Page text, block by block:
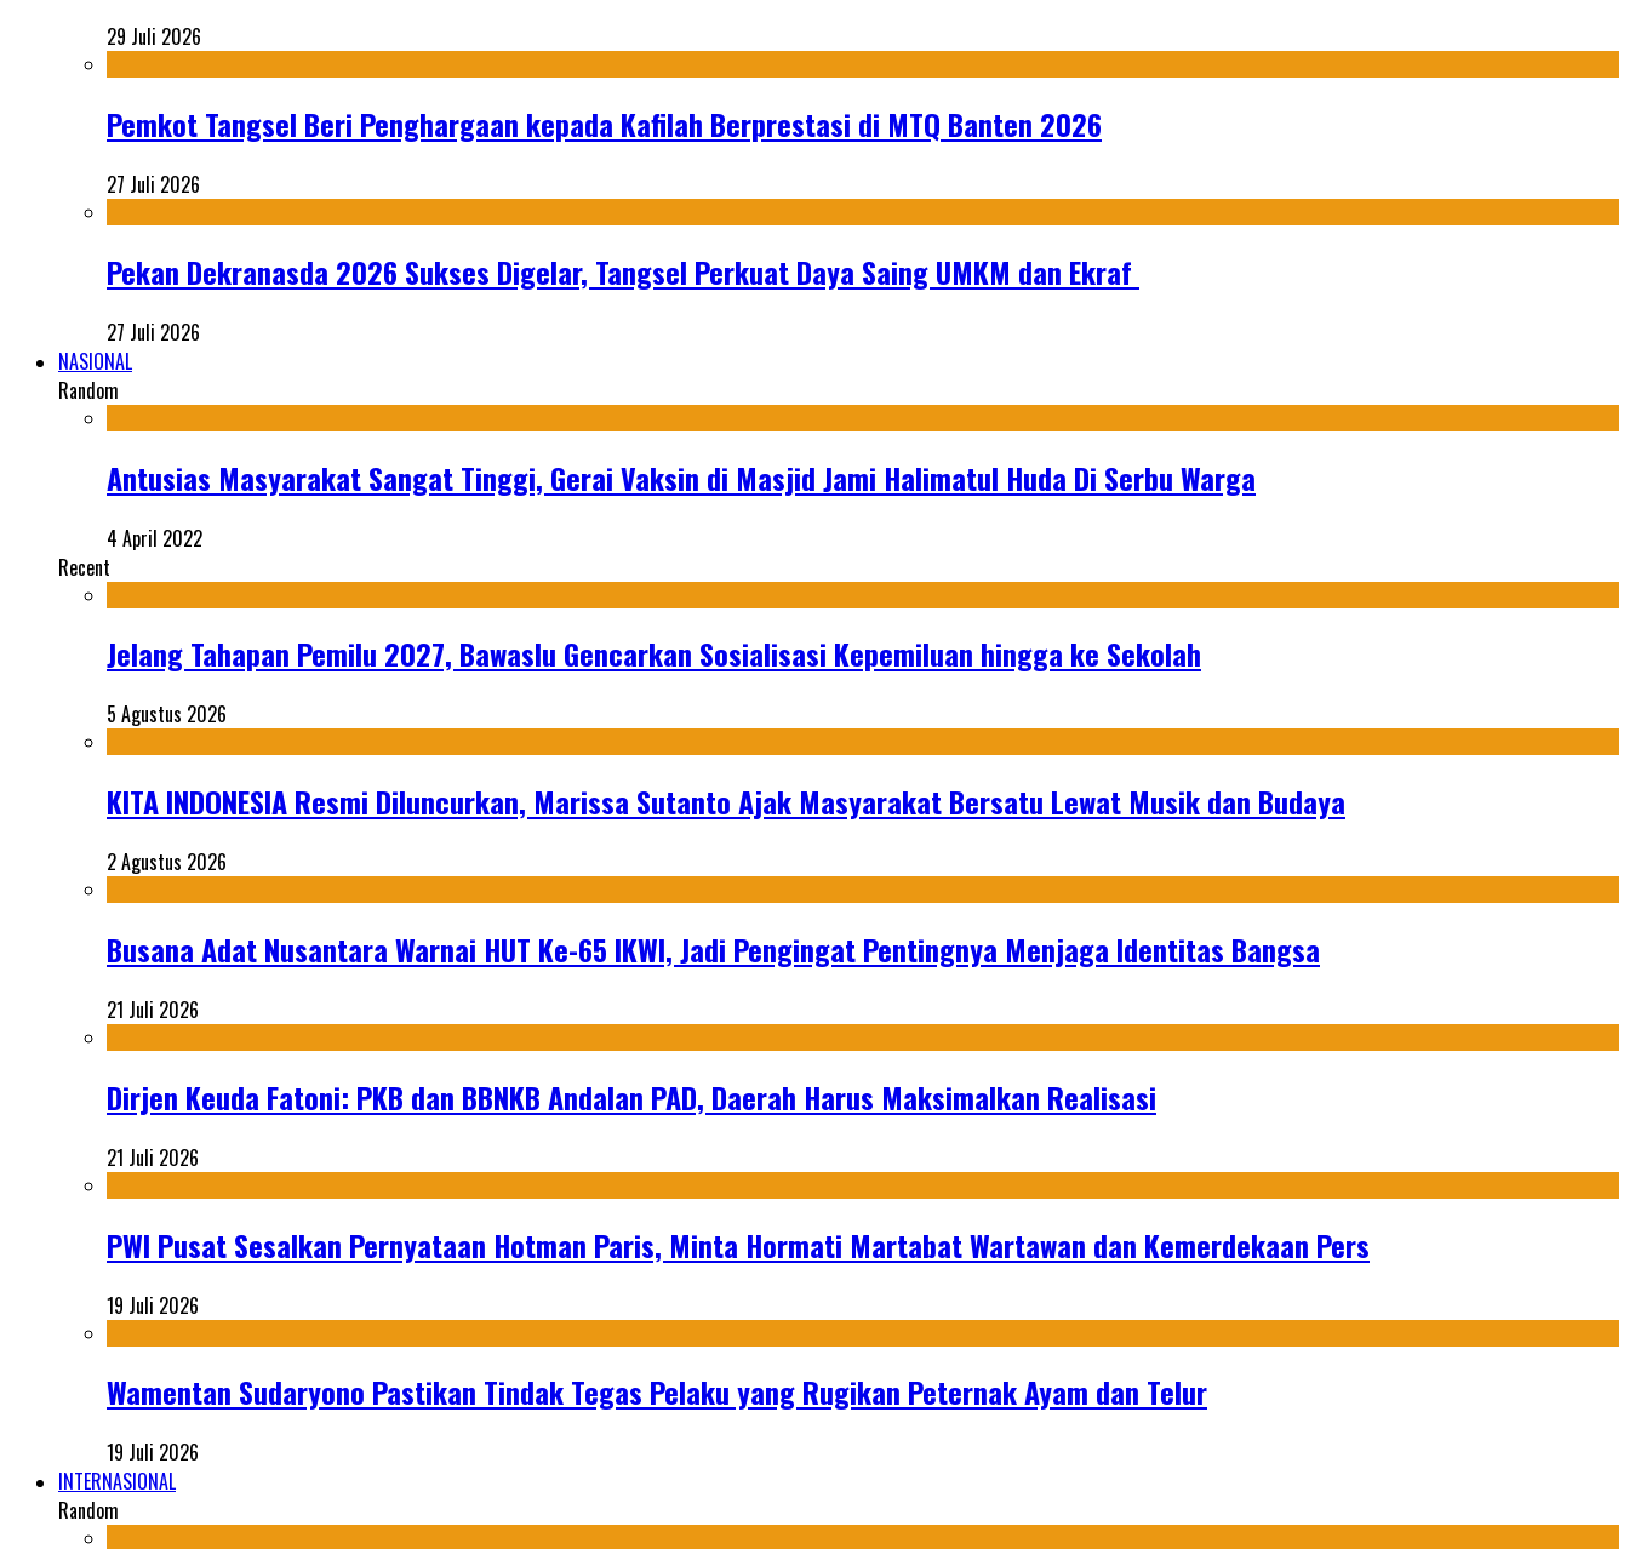
29 Juli 2026
Pemkot Tangsel Beri Penghargaan kepada Kafilah Berprestasi di MTQ Banten 2026
27 Juli 2026
Pekan Dekranasda 2026 Sukses Digelar, Tangsel Perkuat Daya Saing UMKM dan Ekraf
27 Juli 2026
NASIONAL
Random
Antusias Masyarakat Sangat Tinggi, Gerai Vaksin di Masjid Jami Halimatul Huda Di Serbu Warga
4 April 2022
Recent
Jelang Tahapan Pemilu 2027, Bawaslu Gencarkan Sosialisasi Kepemiluan hingga ke Sekolah
5 Agustus 2026
KITA INDONESIA Resmi Diluncurkan, Marissa Sutanto Ajak Masyarakat Bersatu Lewat Musik dan Budaya
2 Agustus 2026
Busana Adat Nusantara Warnai HUT Ke-65 IKWI, Jadi Pengingat Pentingnya Menjaga Identitas Bangsa
21 Juli 2026
Dirjen Keuda Fatoni: PKB dan BBNKB Andalan PAD, Daerah Harus Maksimalkan Realisasi
21 Juli 2026
PWI Pusat Sesalkan Pernyataan Hotman Paris, Minta Hormati Martabat Wartawan dan Kemerdekaan Pers
19 Juli 2026
Wamentan Sudaryono Pastikan Tindak Tegas Pelaku yang Rugikan Peternak Ayam dan Telur
19 Juli 2026
INTERNASIONAL
Random